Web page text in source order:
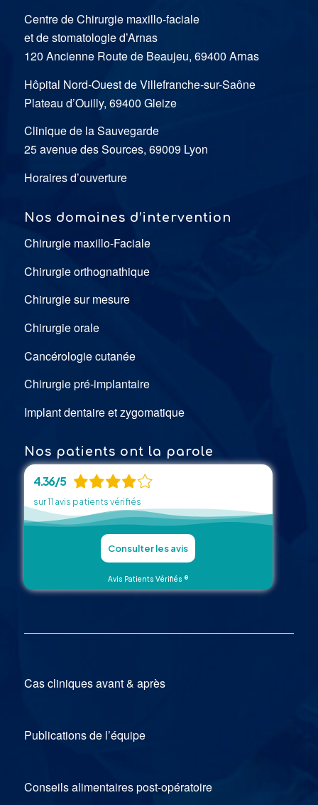
Centre de Chirurgie maxillo-faciale
et de stomatologie d’Arnas
120 Ancienne Route de Beaujeu, 69400 Arnas
Hôpital Nord-Ouest de Villefranche-sur-Saône
Plateau d’Ouilly, 69400 Gleize
Clinique de la Sauvegarde
25 avenue des Sources, 69009 Lyon
Horaires d’ouverture
Nos domaines d’intervention
Chirurgie maxillo-Faciale
Chirurgie orthognathique
Chirurgie sur mesure
Chirurgie orale
Cancérologie cutanée
Chirurgie pré-implantaire
Implant dentaire et zygomatique
Nos patients ont la parole
4.36 / 5
sur 11 avis patients vérifiés
Consulter les avis
Avis Patients Vérifiés ®
Cas cliniques avant & après
Publications de l’équipe
Conseils alimentaires post-opératoire